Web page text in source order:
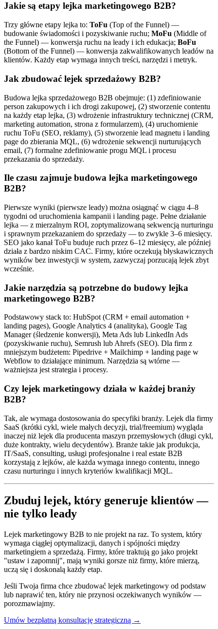
Jakie są etapy lejka marketingowego B2B?
Trzy główne etapy lejka to: ToFu (Top of the Funnel) —
budowanie świadomości i pozyskiwanie ruchu; MoFu (Middle of
the Funnel) — konwersja ruchu na leady i ich edukacja; BoFu
(Bottom of the Funnel) — konwersja zakwalifikowanych leadów na
klientów. Każdy etap wymaga innych treści, narzędzi i metryk.
Jak zbudować lejek sprzedażowy B2B?
Budowa lejka sprzedażowego B2B obejmuje: (1) zdefiniowanie
person zakupowych i ich drogi zakupowej, (2) stworzenie contentu
na każdy etap lejka, (3) wdrożenie infrastruktury technicznej (CRM,
marketing automation, strona z formularzem), (4) uruchomienie
ruchu ToFu (SEO, reklamy), (5) stworzenie lead magnetu i landing
page do zbierania MQL, (6) wdrożenie sekwencji nurturujących
email, (7) formalne zdefiniowanie progu MQL i procesu
przekazania do sprzedaży.
Ile czasu zajmuje budowa lejka marketingowego
B2B?
Pierwsze wyniki (pierwsze leady) można osiągnąć w ciągu 4–8
tygodni od uruchomienia kampanii i landing page. Pełne działanie
lejka — z mierzalnym ROI, zoptymalizowaną sekwencją nurturingu
i sprawnym przekazaniem do sprzedaży — to zwykle 3–6 miesięcy.
SEO jako kanał ToFu buduje ruch przez 6–12 miesięcy, ale później
działa z bardzo niskim CAC. Firmy, które oczekują błyskawicznych
wyników bez inwestycji w system, zazwyczaj porzucają lejek zbyt
wcześnie.
Jakie narzędzia są potrzebne do budowy lejka
marketingowego B2B?
Podstawowy stack to: HubSpot (CRM + email automation +
landing pages), Google Analytics 4 (analityka), Google Tag
Manager (śledzenie konwersji), Meta Ads lub LinkedIn Ads
(pozyskiwanie ruchu), Semrush lub Ahrefs (SEO). Dla firm z
mniejszym budżetem: Pipedrive + Mailchimp + landing page w
Webflow to działające minimum. Narzędzia są wtórne —
ważniejsza jest strategia i procesy.
Czy lejek marketingowy działa w każdej branży
B2B?
Tak, ale wymaga dostosowania do specyfiki branży. Lejek dla firmy
SaaS (krótki cykl, wiele małych decyzji, trial/freemium) wygląda
inaczej niż lejek dla producenta maszyn przemysłowych (długi cykl,
duże kontrakty, wielu decydentów). Branże takie jak produkcja,
IT/SaaS, consulting, usługi profesjonalne i real estate B2B
korzystają z lejków, ale każda wymaga innego contentu, innego
czasu nurturingu i innych kryteriów kwalifikacji MQL.
Zbuduj lejek, który generuje klientów —
nie tylko leady
Lejek marketingowy B2B to nie projekt na raz. To system, który
wymaga ciągłej optymalizacji, danych i spójności między
marketingiem a sprzedażą. Firmy, które traktują go jako projekt
"ustaw i zapomnij", mają wyniki gorsze niż firmy, które mierzą,
uczą się i doskonalą każdy etap.
Jeśli Twoja firma chce zbudować lejek marketingowy od podstaw
lub naprawić ten, który nie przynosi oczekiwanych wyników —
porozmawiajmy.
Umów bezpłatną konsultację strategiczną →